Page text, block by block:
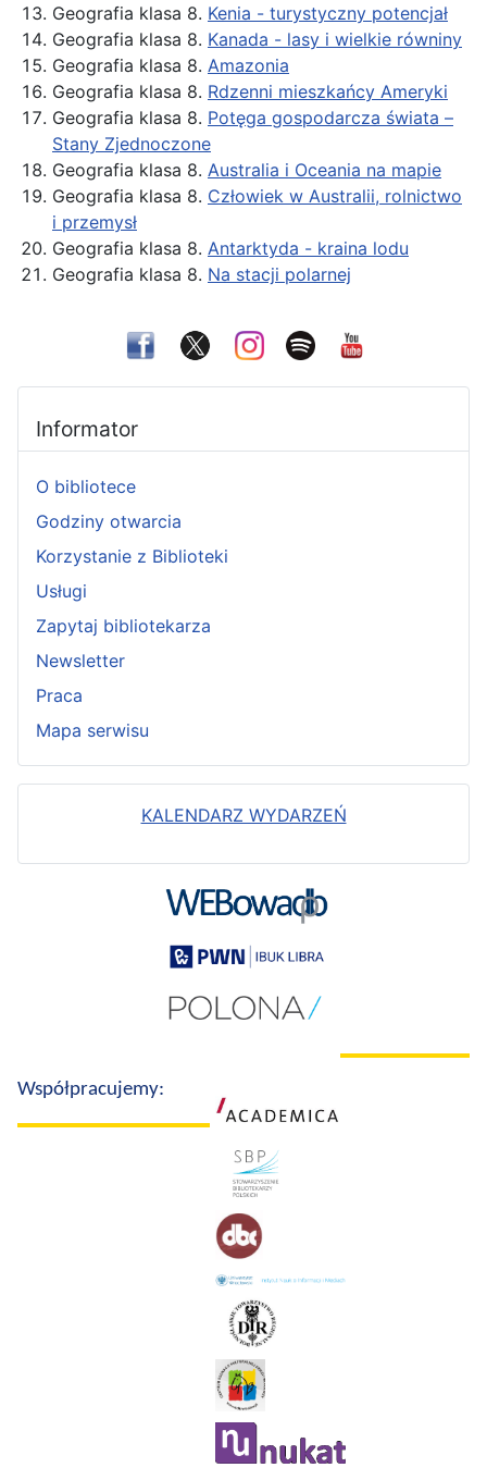
Informator
O bibliotece
Godziny otwarcia
Korzystanie z Biblioteki
Usługi
Zapytaj bibliotekarza
Newsletter
Praca
Mapa serwisu
KALENDARZ WYDARZEŃ
Geografia klasa 8. Kenia - turystyczny potencjał
Geografia klasa 8. Kanada - lasy i wielkie równiny
Geografia klasa 8. Amazonia
Geografia klasa 8. Rdzenni mieszkańcy Ameryki
Geografia klasa 8. Potęga gospodarcza świata –
Stany Zjednoczone
Geografia klasa 8. Australia i Oceania na mapie
Geografia klasa 8. Człowiek w Australii, rolnictwo
i przemysł
Geografia klasa 8. Antarktyda - kraina lodu
Geografia klasa 8. Na stacji polarnej
Współpracujemy: